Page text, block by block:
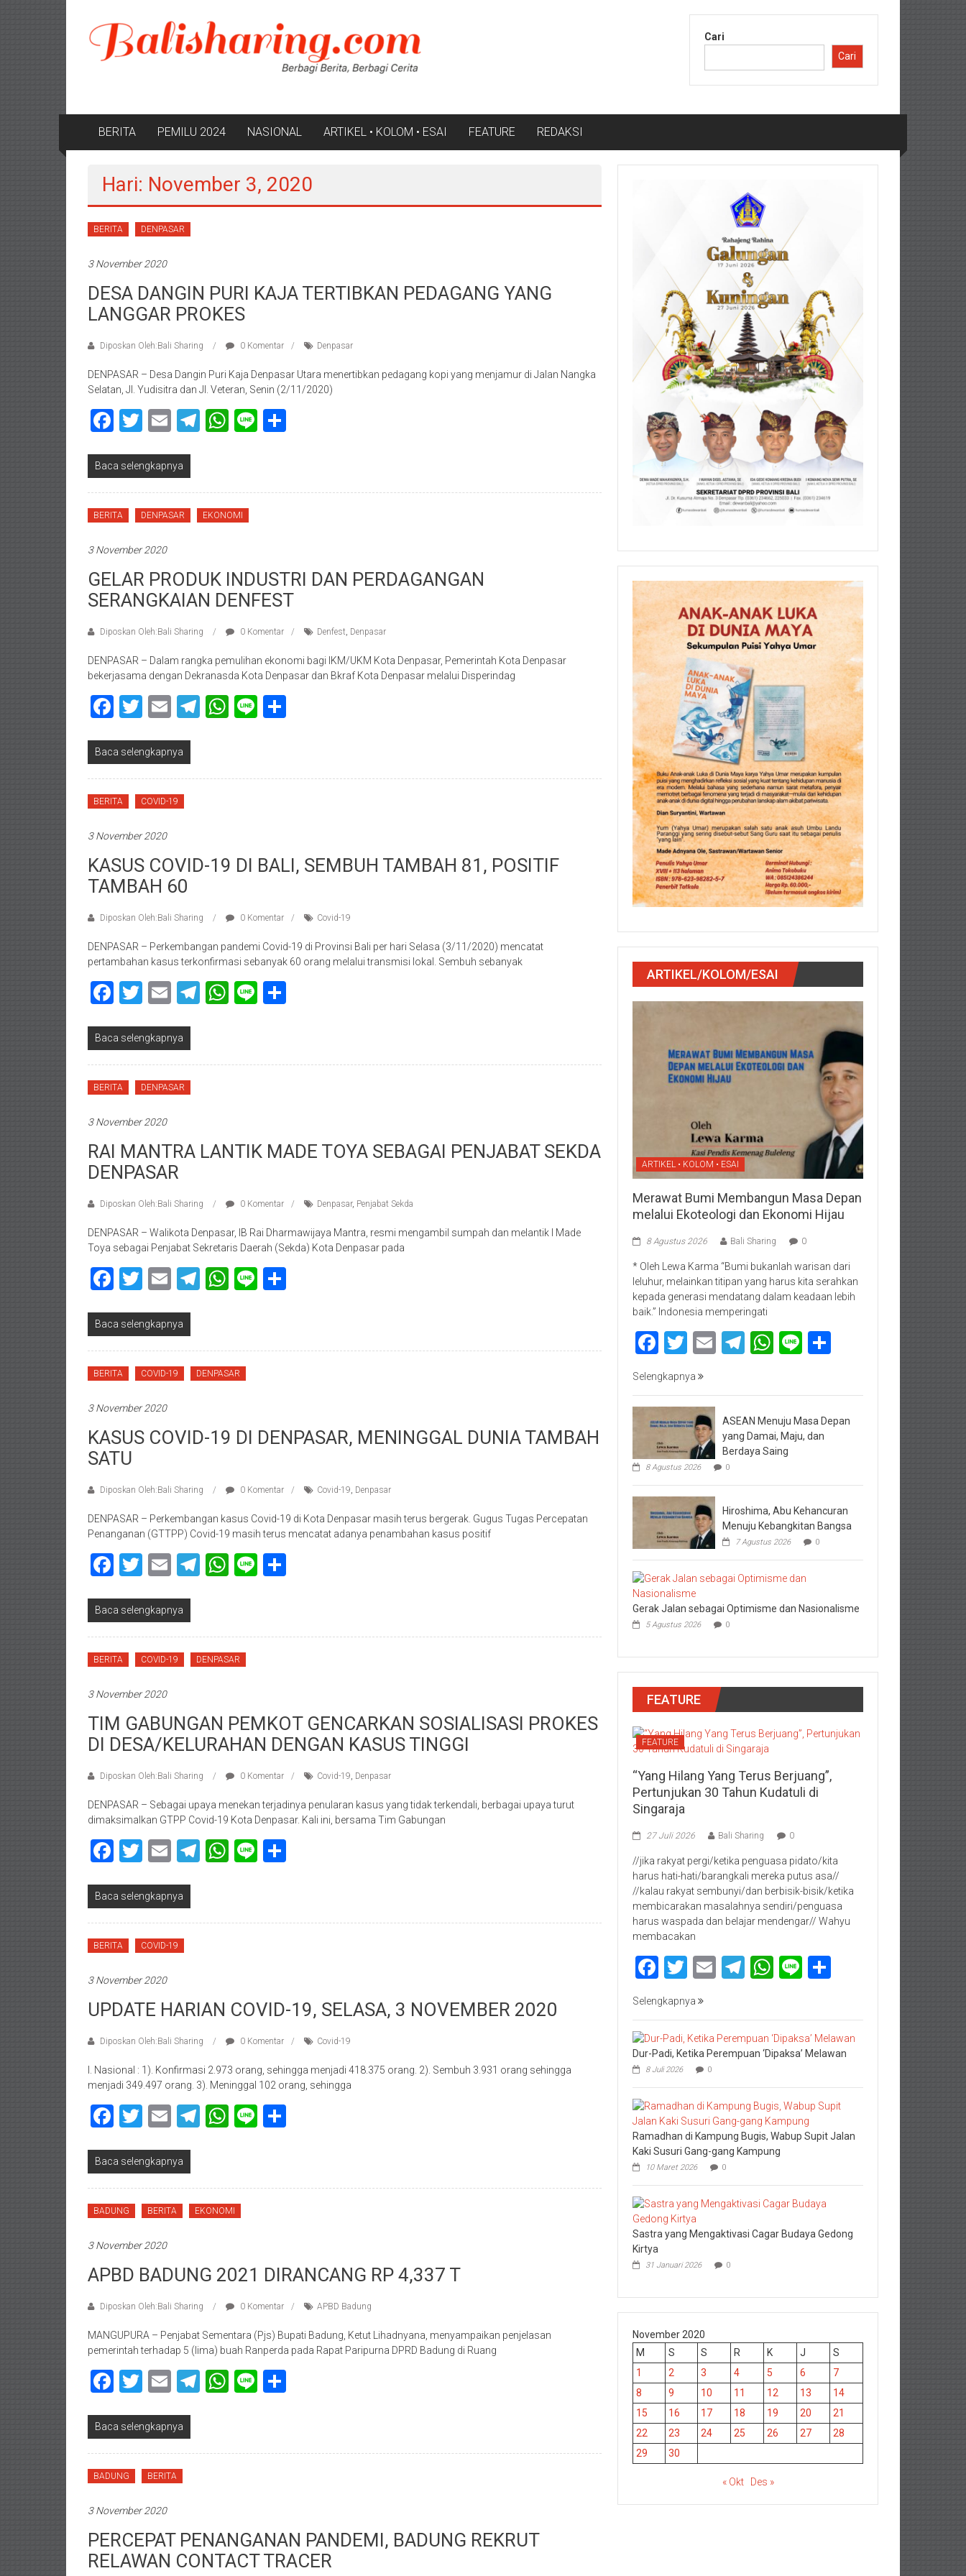
konten
Cari
Cari
BERITA PEMILU 2024 NASIONAL ARTIKEL • KOLOM • ESAI FEATURE REDAKSI
Hari: November 3, 2020
BERITA DENPASAR
3 November 2020
DESA DANGIN PURI KAJA TERTIBKAN PEDAGANG YANG
LANGGAR PROKES
Diposkan Oleh:Bali Sharing 0 Komentar Denpasar
DENPASAR – Desa Dangin Puri Kaja Denpasar Utara menertibkan pedagang kopi yang menjamur di Jalan Nangka
Selatan, Jl. Yudisitra dan Jl. Veteran, Senin (2/11/2020)
Facebook
Twitter
EmailTelegram
WhatsApp
Line
Baca selengkapnya
BERITA DENPASAR EKONOMI
3 November 2020
GELAR PRODUK INDUSTRI DAN PERDAGANGAN
SERANGKAIAN DENFEST
Diposkan Oleh:Bali Sharing 0 Komentar Denfest, Denpasar
DENPASAR – Dalam rangka pemulihan ekonomi bagi IKM/UKM Kota Denpasar, Pemerintah Kota Denpasar
bekerjasama dengan Dekranasda Kota Denpasar dan Bkraf Kota Denpasar melalui Disperindag
Facebook
Twitter
EmailTelegram
WhatsApp
Line
Baca selengkapnya
BERITA COVID-19
3 November 2020
KASUS COVID-19 DI BALI, SEMBUH TAMBAH 81, POSITIF
TAMBAH 60
Diposkan Oleh:Bali Sharing 0 Komentar Covid-19
DENPASAR – Perkembangan pandemi Covid-19 di Provinsi Bali per hari Selasa (3/11/2020) mencatat
pertambahan kasus terkonfirmasi sebanyak 60 orang melalui transmisi lokal. Sembuh sebanyak
Facebook
Twitter
EmailTelegram
WhatsApp
Line
Baca selengkapnya
BERITA DENPASAR
3 November 2020
RAI MANTRA LANTIK MADE TOYA SEBAGAI PENJABAT SEKDA
DENPASAR
Diposkan Oleh:Bali Sharing 0 Komentar Denpasar, Penjabat Sekda
DENPASAR – Walikota Denpasar, IB Rai Dharmawijaya Mantra, resmi mengambil sumpah dan melantik I Made
Toya sebagai Penjabat Sekretaris Daerah (Sekda) Kota Denpasar pada
Facebook
Twitter
EmailTelegram
WhatsApp
Line
Baca selengkapnya
BERITA COVID-19 DENPASAR
3 November 2020
KASUS COVID-19 DI DENPASAR, MENINGGAL DUNIA TAMBAH
SATU
Diposkan Oleh:Bali Sharing 0 Komentar Covid-19, Denpasar
DENPASAR – Perkembangan kasus Covid-19 di Kota Denpasar masih terus bergerak. Gugus Tugas Percepatan
Penanganan (GTTPP) Covid-19 masih terus mencatat adanya penambahan kasus positif
Facebook
Twitter
EmailTelegram
WhatsApp
Line
Baca selengkapnya
BERITA COVID-19 DENPASAR
3 November 2020
TIM GABUNGAN PEMKOT GENCARKAN SOSIALISASI PROKES
DI DESA/KELURAHAN DENGAN KASUS TINGGI
Diposkan Oleh:Bali Sharing 0 Komentar Covid-19, Denpasar
DENPASAR – Sebagai upaya menekan terjadinya penularan kasus yang tidak terkendali, berbagai upaya turut
dimaksimalkan GTPP Covid-19 Kota Denpasar. Kali ini, bersama Tim Gabungan
Facebook
Twitter
EmailTelegram
WhatsApp
Line
Baca selengkapnya
BERITA COVID-19
3 November 2020
UPDATE HARIAN COVID-19, SELASA, 3 NOVEMBER 2020
Diposkan Oleh:Bali Sharing 0 Komentar Covid-19
I. Nasional : 1). Konfirmasi 2.973 orang, sehingga menjadi 418.375 orang. 2). Sembuh 3.931 orang sehingga
menjadi 349.497 orang. 3). Meninggal 102 orang, sehingga
Facebook
Twitter
EmailTelegram
WhatsApp
Line
Baca selengkapnya
BADUNG BERITA EKONOMI
3 November 2020
APBD BADUNG 2021 DIRANCANG RP 4,337 T
Diposkan Oleh:Bali Sharing 0 Komentar APBD Badung
MANGUPURA – Penjabat Sementara (Pjs) Bupati Badung, Ketut Lihadnyana, menyampaikan penjelasan
pemerintah terhadap 5 (lima) buah Ranperda pada Rapat Paripurna DPRD Badung di Ruang
Facebook
Twitter
EmailTelegram
WhatsApp
Line
Baca selengkapnya
BADUNG BERITA
3 November 2020
PERCEPAT PENANGANAN PANDEMI, BADUNG REKRUT
RELAWAN CONTACT TRACER
ARTIKEL/KOLOM/ESAI
ARTIKEL • KOLOM • ESAI
Merawat Bumi Membangun Masa Depan
melalui Ekoteologi dan Ekonomi Hijau
8 Agustus 2026 Bali Sharing 0
* Oleh Lewa Karma “Bumi bukanlah warisan dari
leluhur, melainkan titipan yang harus kita serahkan
kepada generasi mendatang dalam keadaan lebih
baik.” Indonesia memperingati
Facebook
Twitter
EmailTelegram
WhatsApp
Line
Selengkapnya
ASEAN Menuju Masa Depan
yang Damai, Maju, dan
Berdaya Saing
8 Agustus 2026 0
Hiroshima, Abu Kehancuran
Menuju Kebangkitan Bangsa
7 Agustus 2026 0
Gerak Jalan sebagai Optimisme dan Nasionalisme
5 Agustus 2026 0
FEATURE
FEATURE
“Yang Hilang Yang Terus Berjuang”,
Pertunjukan 30 Tahun Kudatuli di
Singaraja
27 Juli 2026 Bali Sharing 0
//jika rakyat pergi/ketika penguasa pidato/kita
harus hati-hati/barangkali mereka putus asa//
//kalau rakyat sembunyi/dan berbisik-bisik/ketika
membicarakan masalahnya sendiri/penguasa
harus waspada dan belajar mendengar// Wahyu
membacakan
Facebook
Twitter
EmailTelegram
WhatsApp
Line
Selengkapnya
Dur-Padi, Ketika Perempuan ‘Dipaksa’ Melawan
8 Juli 2026 0
Ramadhan di Kampung Bugis, Wabup Supit Jalan
Kaki Susuri Gang-gang Kampung
10 Maret 2026 0
Sastra yang Mengaktivasi Cagar Budaya Gedong
Kirtya
31 Januari 2026 0
November 2020
M
S S R K J
S
1
2 3 4 5 6
7
8
9 10 11 12 13
14
15
16 17 18 19 20
21
22
23 24 25 26 27
28
29
30
« Okt Des »